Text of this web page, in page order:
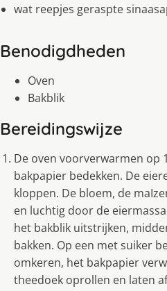
wat reepjes geraspte
Benodigdheden
Oven
Bakblik
Bereidingswijze
De oven voorverwarmen op
bakpapier bedekken. De
kloppen. De bloem, de
en luchtig door de
het bakblik uitstrijken,
bakken. Op een met suiker
omkeren, het bakpapier
theedoek oprollen en laten